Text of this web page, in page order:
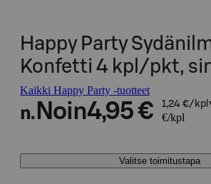
Happy Party
Konfetti 4 kpl/pkt,
Kaikki Happy Party -tuotteet
n. Noin4,95 € 1,24 €/kpl
€/kpl
Valitse toimitustapa